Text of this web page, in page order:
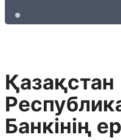
Қазақстан
Банкiнiң